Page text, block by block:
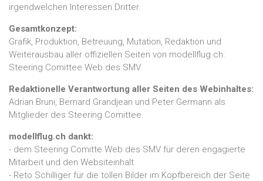
irgendwelchen Interessen Dritter.
Gesamtkonzept:
Grafik, Produktion, Betreuung, Mutation, Redaktion und
Weiterausbau aller offiziellen Seiten von modellflug.ch:
Steering Comittee Web des SMV.
Redaktionelle Verantwortung aller Seiten des Webinhaltes:
Adrian Bruni, Bernard Grandjean und Peter Germann als
Mitglieder des Steering Comittee.
modellflug.ch dankt:
- dem Steering Comitte Web des SMV für deren engagierte
Mitarbeit und den Websiteinhalt
- Reto Schilliger für die tollen Bilder im Kopfbereich der Seite